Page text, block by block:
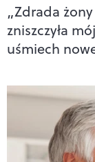
„Zdrada
zniszczyła
uśmiech